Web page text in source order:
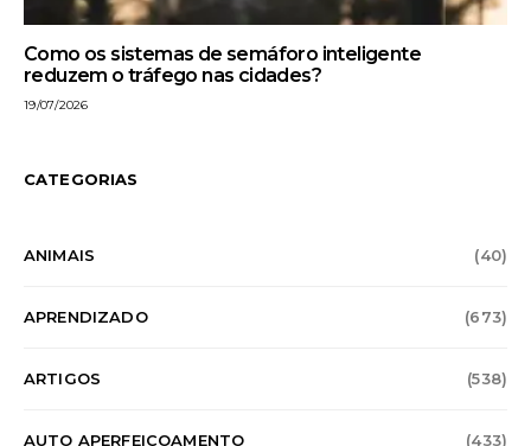
Como os sistemas de semáforo inteligente
reduzem o tráfego nas cidades?
19/07/2026
CATEGORIAS
ANIMAIS (40)
APRENDIZADO (673)
ARTIGOS (538)
AUTO APERFEIÇOAMENTO (433)